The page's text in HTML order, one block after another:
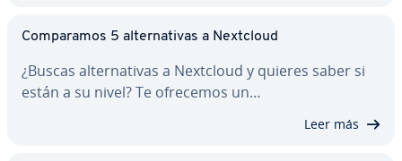
Co­m­pa­ra­mos 5 al­te­r­na­ti­vas a Nextcloud
¿Buscas al­te­r­na­ti­vas a Nextcloud y quieres saber si
están a su nivel? Te ofrecemos un…
Leer más